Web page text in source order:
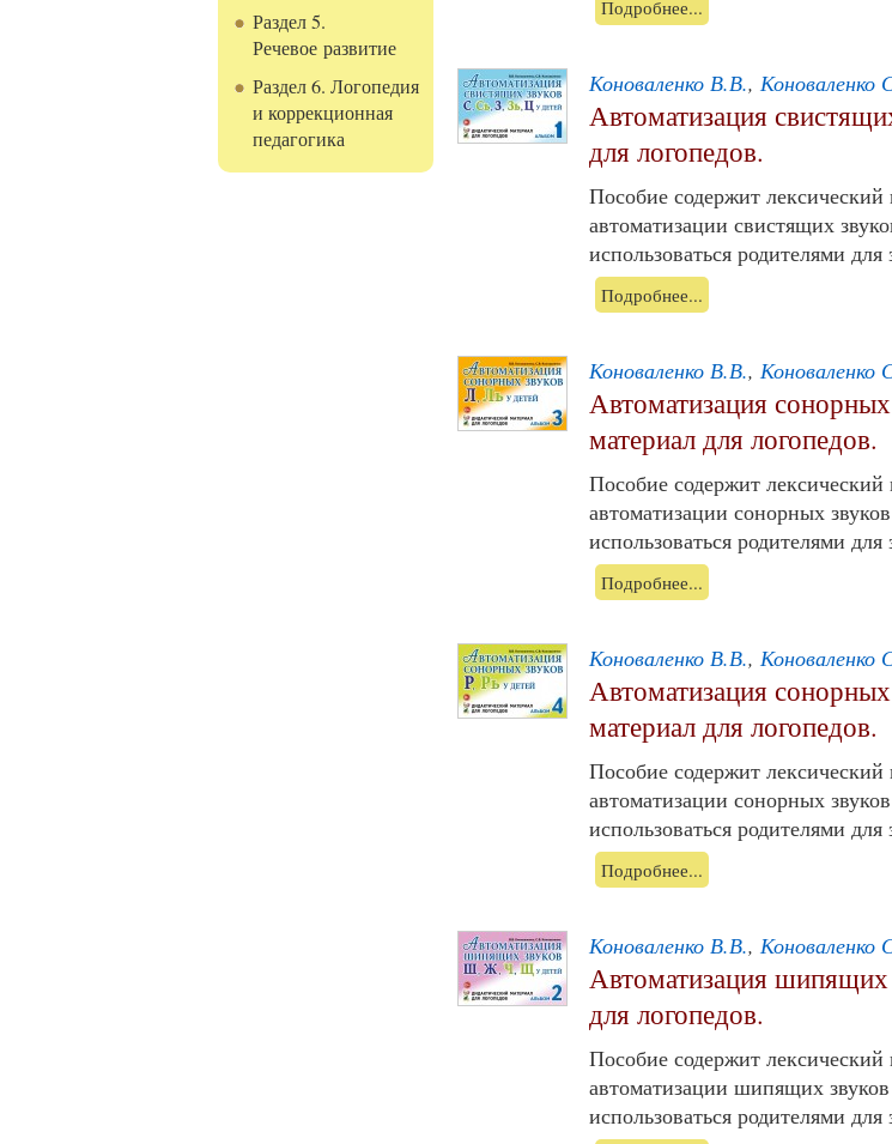
Раздел 5.
Речевое развитие
Раздел 6. Логопедия
и коррекционная
педагогика
Подробнее...
Коноваленко В.В., Коноваленко
Автоматизация
для логопедов.
Пособие содержит
автоматизации свистящих
использоваться родителями для
Подробнее...
Коноваленко В.В., Коноваленко
Автоматизация
материал для логопедов.
Пособие содержит
автоматизации сонорных
использоваться родителями
Подробнее...
Коноваленко В.В., Коноваленко
Автоматизация
материал для логопедов.
Пособие содержит
автоматизации сонорных
использоваться родителями
Подробнее...
Коноваленко В.В., Коноваленко
Автоматизация шипящих
для логопедов.
Пособие содержит
автоматизации шипящих
использоваться родителями